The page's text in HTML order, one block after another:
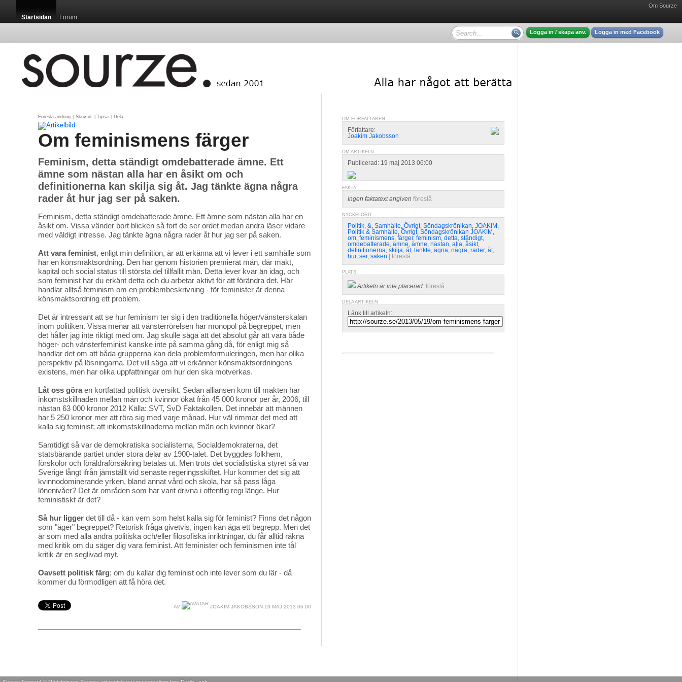
Om Sourze
Startsidan Forum
Logga in / skapa anv. Logga in med Facebook
Föreslå ändring Skriv ut Tipsa Dela
Om feminismens färger
Feminism, detta ständigt omdebatterade ämne. Ett
ämne som nästan alla har en åsikt om och
definitionerna kan skilja sig åt. Jag tänkte ägna några
rader åt hur jag ser på saken.
Feminism, detta ständigt omdebatterade ämne. Ett ämne som nästan alla har en
åsikt om. Vissa vänder bort blicken så fort de ser ordet medan andra läser vidare
med väldigt intresse. Jag tänkte ägna några rader åt hur jag ser på saken.
Att vara feminist, enligt min definition, är att erkänna att vi lever i ett samhälle som
har en könsmaktsordning. Den har genom historien premierat män, där makt,
kapital och social status till största del tillfallit män. Detta lever kvar än idag, och
som feminist har du erkänt detta och du arbetar aktivt för att förändra det. Här
handlar alltså feminism om en problembeskrivning - för feminister är denna
könsmaktsordning ett problem.
Det är intressant att se hur feminism ter sig i den traditionella höger/vänsterskalan
inom politiken. Vissa menar att vänsterrörelsen har monopol på begreppet, men
det håller jag inte riktigt med om. Jag skulle säga att det absolut går att vara både
höger- och vänsterfeminist kanske inte på samma gång då, för enligt mig så
handlar det om att båda grupperna kan dela problemformuleringen, men har olika
perspektiv på lösningarna. Det vill säga att vi erkänner könsmaktsordningens
existens, men har olika uppfattningar om hur den ska motverkas.
Låt oss göraen kortfattad politisk översikt. Sedan alliansen kom till makten har
inkomstskillnaden mellan män och kvinnor ökat från 45 000 kronor per år, 2006, till
nästan 63 000 kronor 2012 Källa: SVT, SvD Faktakollen. Det innebär att männen
har 5 250 kronor mer att röra sig med varje månad. Hur väl rimmar det med att
kalla sig feminist; att inkomstskillnaderna mellan män och kvinnor ökar?
Samtidigt så var de demokratiska socialisterna, Socialdemokraterna, det
statsbärande partiet under stora delar av 1900-talet. Det byggdes folkhem,
förskolor och föräldraförsäkring betalas ut. Men trots det socialistiska styret så var
Sverige långt ifrån jämställt vid senaste regeringsskiftet. Hur kommer det sig att
kvinnodominerande yrken, bland annat vård och skola, har så pass låga
lönenivåer? Det är områden som har varit drivna i offentlig regi länge. Hur
feministiskt är det?
Så hur ligger det till då - kan vem som helst kalla sig för feminist? Finns det någon
som "äger" begreppet? Retorisk fråga givetvis, ingen kan äga ett begrepp. Men det
är som med alla andra politiska och/eller filosofiska inriktningar, du får alltid räkna
med kritik om du säger dig vara feminist. Att feminister och feminismen inte tål
kritik är en seglivad myt.
Oavsett politisk färg; om du kallar dig feminist och inte lever som du lär - då
kommer du förmodligen att få höra det.
AV JOAKIM JAKOBSSON 19 MAJ 2013 06:00
OM FÖRFATTAREN
Författare:
Joakim Jakobsson
OM ARTIKELN
Publicerad: 19 maj 2013 06:00
FAKTA
Ingen faktatext angiven föreslå
NYCKELORD
Politik, &, Samhälle, Övrigt, Söndagskrönikan, JOAKIM ,
Politik & Samhälle, Övrigt, Söndagskrönikan JOAKIM ,
om, feminismens, färger, feminism, detta, ständigt,
omdebatterade, ämne, ämne, nästan, alla, åsikt,
definitionerna, skilja, åt, tänkte, ägna, några, rader, åt,
hur, ser, saken föreslå
PLATS
Artikeln är inte placerad. föreslå
DELA ARTIKELN
Länk till artikeln: